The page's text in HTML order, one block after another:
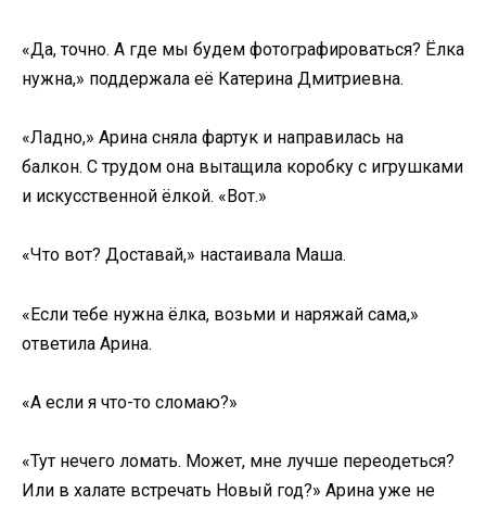
«Да, точно. А где мы будем фотографироваться? Ёлка
нужна,» поддержала её Катерина Дмитриевна.
«Ладно,» Арина сняла фартук и направилась на
балкон. С трудом она вытащила коробку с игрушками
и искусственной ёлкой. «Вот.»
«Что вот? Доставай,» настаивала Маша.
«Если тебе нужна ёлка, возьми и наряжай сама,»
ответила Арина.
«А если я что-то сломаю?»
«Тут нечего ломать. Может, мне лучше переодеться?
Или в халате встречать Новый год?» Арина уже не